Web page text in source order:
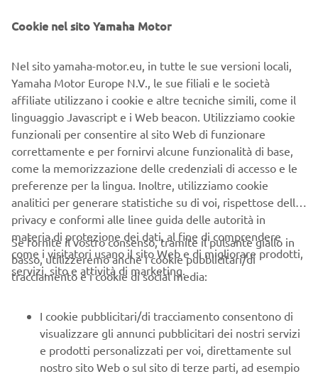
Tempo di lettura
The Yard Built programme is ready to take on 2017 in
style with another year of stunning custom work lined up.
The New Year kicks off by returning to the USA for the
second custom build of the all-new Yamaha SCR950
machine. Yamaha has enjoyed some amazing
collaborations already in America with numerous leading
custom builders, including icons such as Greg Hageman of
Hageman Cycles, Californian Roland Sands' and his
multiple Yard Built creations, including the XSR900 "Faster
Sons", and the SCR950 "Chequered Scrambler" from
California-based builder Go Takamine of Brat Style.
would be a really cool bike to customize," said Palhegyi.
"But there have been a lot of scrambler builds lately, and
we wanted to do something really different. It was during
the press introduction ride that I saw the Big Bear
Cookie nel sito Yamaha Motor
Nel sito yamaha-motor.eu, in tutte le sue versioni locali,
Yamaha Motor Europe N.V., le sue filiali e le società
affiliate utilizzano i cookie e altre tecniche simili, come il
linguaggio Javascript e i Web beacon. Utilizziamo cookie
funzionali per consentire al sito Web di funzionare
correttamente e per fornirvi alcune funzionalità di base,
come la memorizzazione delle credenziali di accesso e le
preferenze per la lingua. Inoltre, utilizziamo cookie
analitici per generare statistiche su di voi, rispettose della
privacy e conformi alle linee guida delle autorità in
materia di protezione dei dati, al fine di comprendere
come i visitatori usano il sito Web e di migliorare prodotti,
servizi, sito e attività di marketing.
Se fornite il vostro consenso, tramite il pulsante giallo in
basso, utilizzeremo anche i cookie pubblicitari/di
tracciamento e i cookie di social media:
I cookie pubblicitari/di tracciamento consentono di
visualizzare gli annunci pubblicitari dei nostri servizi
e prodotti personalizzati per voi, direttamente sul
nostro sito Web o sul sito di terze parti, ad esempio